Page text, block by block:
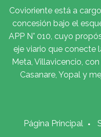
Covioriente está a
concesión bajo el
APP N° 010, cuyo
eje viario que conecte
Meta, Villavicencio,
Casanare, Yopal y
Página Principal